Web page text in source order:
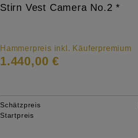
Stirn Vest Camera No.2 *
Hammerpreis inkl. Käuferpremium
1.440,00 €
Schätzpreis
Startpreis